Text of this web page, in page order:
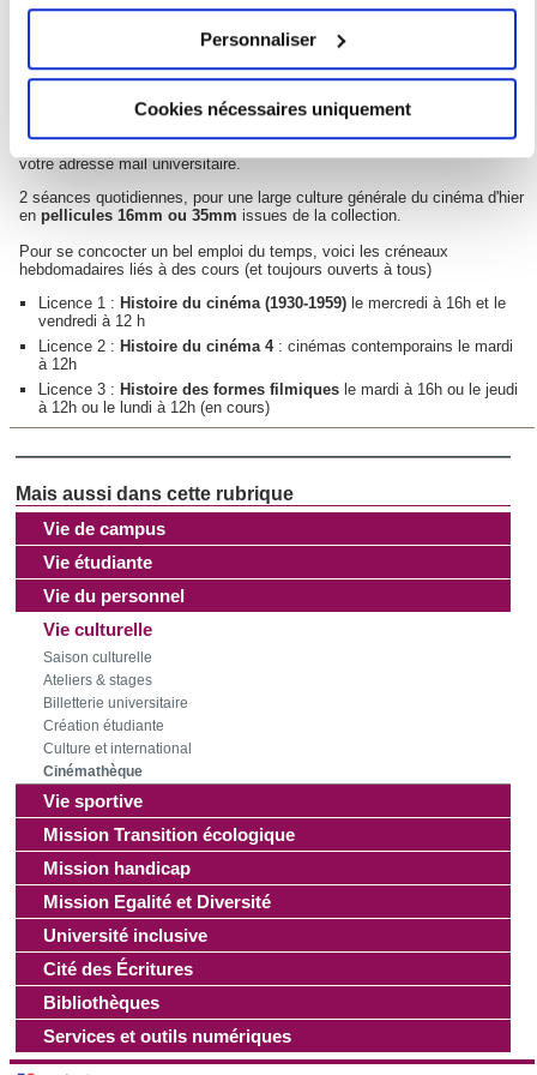
géographique qui peuvent être précises à plusieurs
mètres près
Identifier votre appareil en l'analysant activement
pour en relever les caractéristiques spécifiques
(empreintes digitales).
Pour en savoir plus sur le traitement de vos données
section « Détails ». Vous pouvez modifier ou retirer votre
les cookies.
Les cookies nous permettent de personnaliser le contenu
et les annonces, d'offrir des fonctionnalités relatives aux
médias sociaux et d'analyser notre trafic. Nous
partageons également des informations sur l'utilisation de
notre site avec nos partenaires de médias sociaux, de
publicité et d'analyse, qui peuvent combiner celles-ci avec
d'autres informations que vous leur avez fournies ou qu'ils
ont collectées lors de votre utilisation de leurs services.
Personnaliser
Cookies nécessaires uniquement
Vie de campus
Vie étudiante
Vie du personnel
Vie culturelle
Saison culturelle
Ateliers & stages
Billetterie universitaire
Création étudiante
Culture et international
Cinémathèque
Vie sportive
Mission Transition écologique
Mission handicap
Mission Egalité et Diversité
Université inclusive
Cité des Écritures
Bibliothèques
Services et outils numériques
Olivier Corvée, projectionniste (DNUM), Tél.:01 45 87 42 16 ou 01 45
Le programme
sein du campus, ou sur demande depuisce formulaireen indiquant
votre adresse mail universitaire.
2 séances quotidiennes, pour une large culture générale du cinéma d'hier
en pellicules 16mm ou 35mm issues de la collection.
Pour se concocter un bel emploi du temps, voici les créneaux
hebdomadaires liés à des cours (et toujours ouverts à tous)
Licence 1 : Histoire du cinéma (1930-1959) le mercredi à 16h et le
vendredi à 12 h
Licence 2 : Histoire du cinéma 4: cinémas contemporains le mardi
à 12h
Licence 3 : Histoire des formes filmiques le mardi à 16h ou le jeudi
à 12h ou le lundi à 12h (en cours)